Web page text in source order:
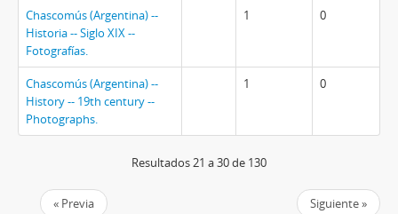
Chascomús (Argentina) --
Historia -- Siglo XIX --
Fotografías.
1 0
Chascomús (Argentina) --
History -- 19th century --
Photographs.
1 0
Resultados 21 a 30 de 130
« Previa Siguiente »